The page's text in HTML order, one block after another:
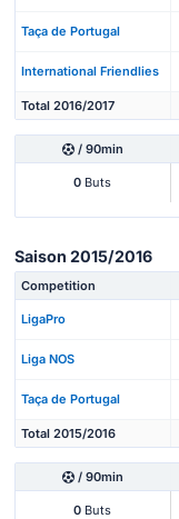
Taça de Portugal
International Friendlies
Total 2016/2017
/ 90min
0 Buts
Saison 2015/2016
Competition
LigaPro
Liga NOS
Taça de Portugal
Total 2015/2016
/ 90min
0 Buts